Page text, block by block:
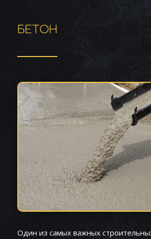
БЕТОН
Один из самых важных